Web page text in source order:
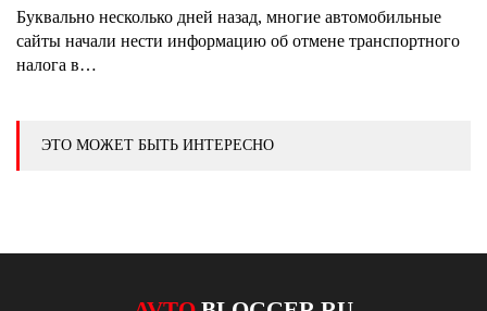
Буквально несколько дней назад, многие автомобильные
сайты начали нести информацию об отмене транспортного
налога в…
ЭТО МОЖЕТ БЫТЬ ИНТЕРЕСНО